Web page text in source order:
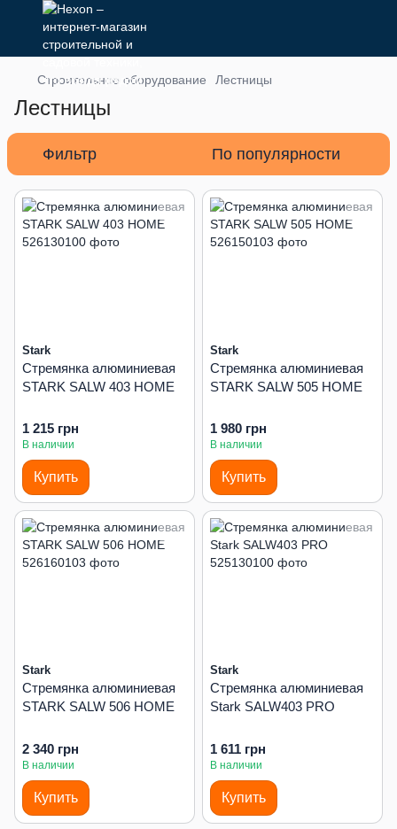
Строительное оборудование Лестницы
Лестницы
Фильтр По популярности
Stark
Стремянка алюминиевая
STARK SALW 403 HOME
1 215 грн
В наличии
Купить
Stark
Стремянка алюминиевая
STARK SALW 505 HOME
1 980 грн
В наличии
Купить
Stark
Стремянка алюминиевая
STARK SALW 506 HOME
2 340 грн
В наличии
Купить
Stark
Стремянка алюминиевая
Stark SALW403 PRO
1 611 грн
В наличии
Купить